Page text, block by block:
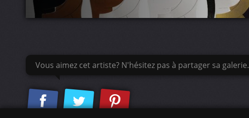
Vous aimez cet artiste? N'hésitez pas à partager sa galerie.